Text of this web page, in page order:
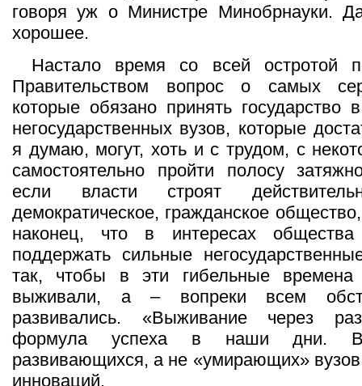
говоря уж о Министре Минобрнауки.
хорошее.
Настало время со всей остротой
Правительством вопрос о самых
которые обязано принять государство
негосударственных вузов, которые
я думаю, могут, хоть и с трудом, с
самостоятельно пройти полосу
если власти строят
демократическое, гражданское
наконец, что в интересах общества
поддержать сильные
так, чтобы в эти гибельные
выживали, а – вопреки всем
развивались. «Выживание через
формула успеха в наши дни.
развивающихся, а не «умирающих»
инноваций.